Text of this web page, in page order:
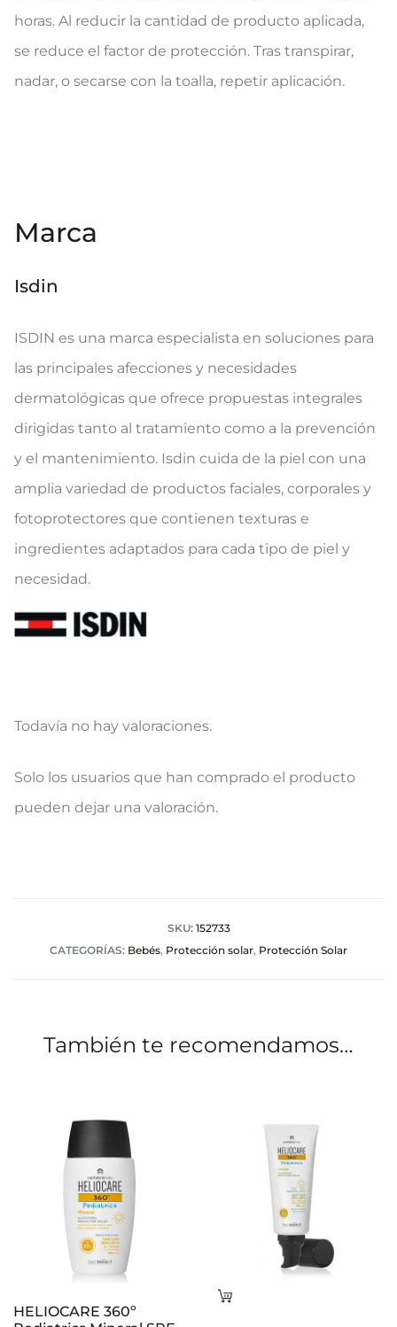
horas. Al reducir la cantidad de producto aplicada,
se reduce el factor de protección. Tras transpirar,
nadar, o secarse con la toalla, repetir aplicación.
Marca
Isdin
ISDIN es una marca especialista en soluciones para
las principales afecciones y necesidades
dermatológicas que ofrece propuestas integrales
dirigidas tanto al tratamiento como a la prevención
y el mantenimiento. Isdin cuida de la piel con una
amplia variedad de productos faciales, corporales y
fotoprotectores que contienen texturas e
ingredientes adaptados para cada tipo de piel y
necesidad.
V
a
Todavía no hay valoraciones.
Solo los usuarios que han comprado el producto
pueden dejar una valoración.
SKU: 152733
CATEGORÍAS: Bebés, Protección solar, Protección Solar
También te recomendamos…
HELIOCARE 360º
Leer